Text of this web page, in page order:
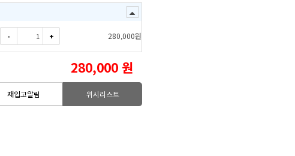
- + 280,000원
280,000원
재입고알림 위시리스트